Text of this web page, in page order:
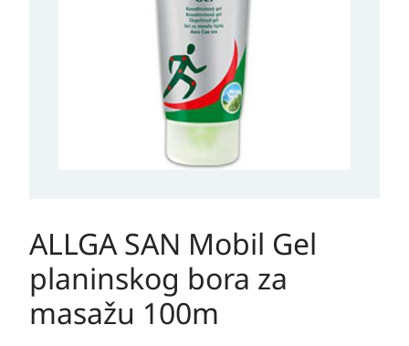
ALLGA SAN Mobil Gel
planinskog bora za
masažu 100m